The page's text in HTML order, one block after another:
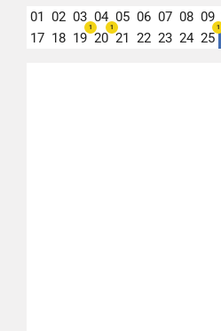
01 02 03 04 05 06 07 08 09
17 18 19
1
20
1
21 22 23 24 25
1